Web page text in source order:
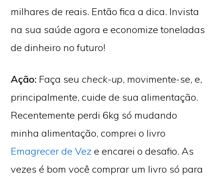
milhares de reais. Então fica a dica. Invista
na sua saúde agora e economize toneladas
de dinheiro no futuro!
Ação: Faça seu check-up, movimente-se, e,
principalmente, cuide de sua alimentação.
Recentemente perdi 6kg só mudando
minha alimentação, comprei o livro
Emagrecer de Vez e encarei o desafio. As
vezes é bom você comprar um livro só para